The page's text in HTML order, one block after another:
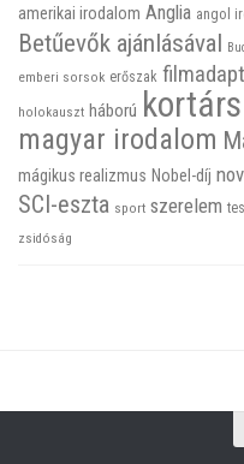
amerikai irodalom Anglia angol
Betűevők ajánlásával
emberi sorsok erőszak
holokauszt háború kortárs
magyar irodalom
mágikus realizmus Nobel-díj
SCI-eszta sport szerelem
zsidóság